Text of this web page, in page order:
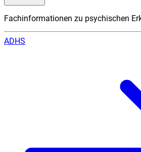
Fachinformationen zu psychischen
ADHS